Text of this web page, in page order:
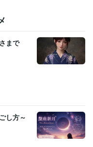
2018年2月 ~ 2018年6月 2
年5月 ~ 現在
ー
年
取得年 : 2021年
まで
し方～